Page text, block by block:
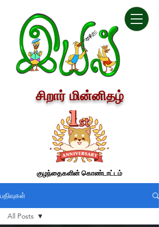
சிறார் மின்னிதழ்
குழந்தைகளின் கொண்டாட்டம்
பதிவுகள்
All Posts